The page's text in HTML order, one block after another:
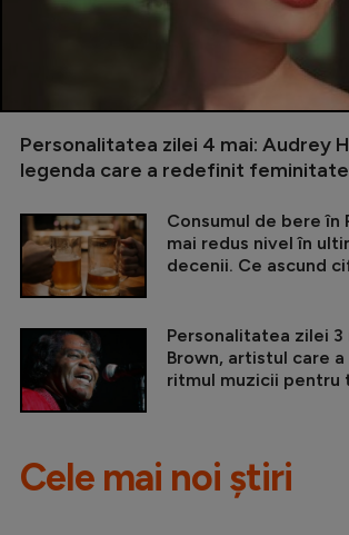
Personalitatea zilei 4 mai: Audrey
legenda care a redefinit
Consumul de bere în
mai redus nivel în
decenii. Ce ascund
Personalitatea zilei 3
Brown, artistul care
ritmul muzicii pentru
Cele mai noi știri